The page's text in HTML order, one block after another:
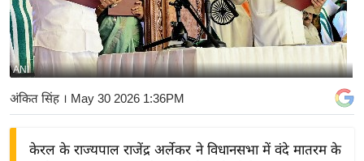
त
र्रा
ष्ट्री
य
बि
ज़
ANI
अंकित सिंह। May 30 2026 1:36PM
केरल के राज्यपाल राजेंद्र अर्लेकर ने विधानसभा में वंदे मातरम के